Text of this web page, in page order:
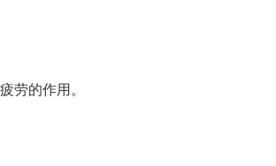
劳的作用。